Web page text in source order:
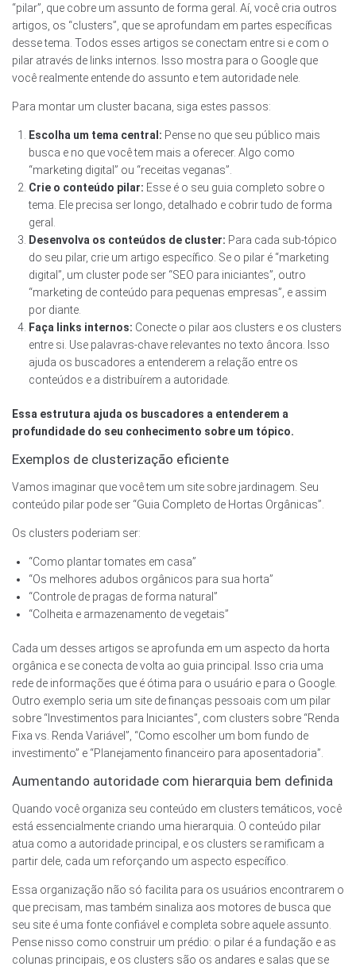
“pilar”, que cobre um assunto de forma geral. Aí, você cria outros
artigos, os “clusters”, que se aprofundam em partes específicas
desse tema. Todos esses artigos se conectam entre si e com o
pilar através de links internos. Isso mostra para o Google que
você realmente entende do assunto e tem autoridade nele.
Para montar um cluster bacana, siga estes passos:
Escolha um tema central: Pense no que seu público mais
busca e no que você tem mais a oferecer. Algo como
“marketing digital” ou “receitas veganas”.
Crie o conteúdo pilar: Esse é o seu guia completo sobre o
tema. Ele precisa ser longo, detalhado e cobrir tudo de forma
geral.
Desenvolva os conteúdos de cluster: Para cada sub-tópico
do seu pilar, crie um artigo específico. Se o pilar é “marketing
digital”, um cluster pode ser “SEO para iniciantes”, outro
“marketing de conteúdo para pequenas empresas”, e assim
por diante.
Faça links internos: Conecte o pilar aos clusters e os clusters
entre si. Use palavras-chave relevantes no texto âncora. Isso
ajuda os buscadores a entenderem a relação entre os
conteúdos e a distribuírem a autoridade.
Essa estrutura ajuda os buscadores a entenderem a
profundidade do seu conhecimento sobre um tópico.
Exemplos de clusterização eficiente
Vamos imaginar que você tem um site sobre jardinagem. Seu
conteúdo pilar pode ser “Guia Completo de Hortas Orgânicas”.
Os clusters poderiam ser:
“Como plantar tomates em casa”
“Os melhores adubos orgânicos para sua horta”
“Controle de pragas de forma natural”
“Colheita e armazenamento de vegetais”
Cada um desses artigos se aprofunda em um aspecto da horta
orgânica e se conecta de volta ao guia principal. Isso cria uma
rede de informações que é ótima para o usuário e para o Google.
Outro exemplo seria um site de finanças pessoais com um pilar
sobre “Investimentos para Iniciantes”, com clusters sobre “Renda
Fixa vs. Renda Variável”, “Como escolher um bom fundo de
investimento” e “Planejamento financeiro para aposentadoria”.
Aumentando autoridade com hierarquia bem definida
Quando você organiza seu conteúdo em clusters temáticos, você
está essencialmente criando uma hierarquia. O conteúdo pilar
atua como a autoridade principal, e os clusters se ramificam a
partir dele, cada um reforçando um aspecto específico.
Essa organização não só facilita para os usuários encontrarem o
que precisam, mas também sinaliza aos motores de busca que
seu site é uma fonte confiável e completa sobre aquele assunto.
Pense nisso como construir um prédio: o pilar é a fundação e as
colunas principais, e os clusters são os andares e salas que se